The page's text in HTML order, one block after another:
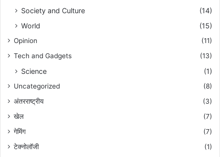
Society and Culture
(14)
World
(15)
Opinion
(11)
Tech and Gadgets
(13)
Science (1)
Uncategorized
(8)
अंतरराष्ट्रीय
(3)
खेल
(7)
गेमिंग
(7)
टेक्नोलॉजी
(1)